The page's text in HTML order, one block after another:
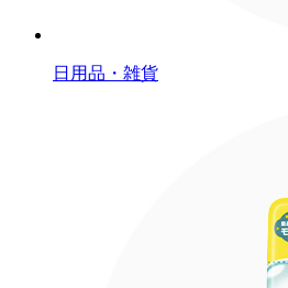
日用品・雑貨